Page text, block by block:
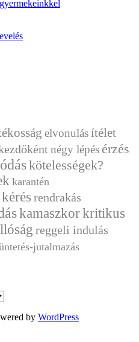
elvonulásítélet
négy lépés érzés
kötelességek?
karantén
kérés rendrakás
kamaszkorkritikus
reggeli indulás
jutalmazás
by WordPress